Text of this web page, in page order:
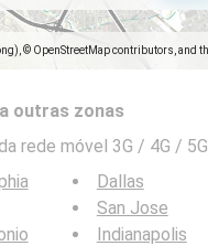
© OpenStreetMap contributors, and
outras zonas
rede móvel 3G / 4G /
Dallas
San Jose
Indianapolis